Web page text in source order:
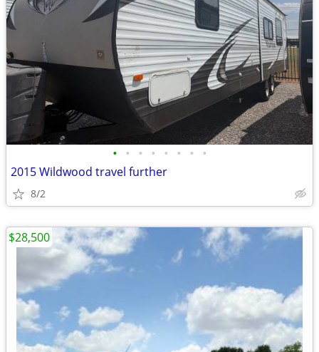
• • • • • • • •
2015 Wildwood travel further
8/2
$28,500